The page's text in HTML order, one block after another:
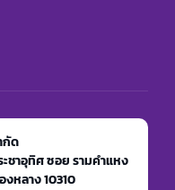
กัด
ชาอุทิศ ซอย รามคำแหง
งหลาง 10310